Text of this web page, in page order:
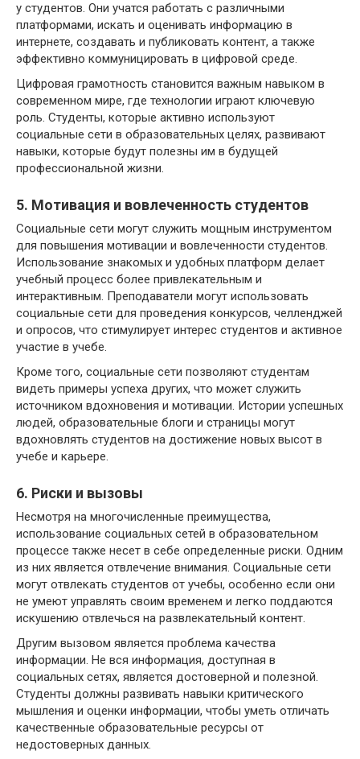
у студентов. Они учатся работать с различными
платформами, искать и оценивать информацию в
интернете, создавать и публиковать контент, а также
эффективно коммуницировать в цифровой среде.
Цифровая грамотность становится важным навыком в
современном мире, где технологии играют ключевую
роль. Студенты, которые активно используют
социальные сети в образовательных целях, развивают
навыки, которые будут полезны им в будущей
профессиональной жизни.
5. Мотивация и вовлеченность студентов
Социальные сети могут служить мощным инструментом
для повышения мотивации и вовлеченности студентов.
Использование знакомых и удобных платформ делает
учебный процесс более привлекательным и
интерактивным. Преподаватели могут использовать
социальные сети для проведения конкурсов, челленджей
и опросов, что стимулирует интерес студентов и активное
участие в учебе.
Кроме того, социальные сети позволяют студентам
видеть примеры успеха других, что может служить
источником вдохновения и мотивации. Истории успешных
людей, образовательные блоги и страницы могут
вдохновлять студентов на достижение новых высот в
учебе и карьере.
6. Риски и вызовы
Несмотря на многочисленные преимущества,
использование социальных сетей в образовательном
процессе также несет в себе определенные риски. Одним
из них является отвлечение внимания. Социальные сети
могут отвлекать студентов от учебы, особенно если они
не умеют управлять своим временем и легко поддаются
искушению отвлечься на развлекательный контент.
Другим вызовом является проблема качества
информации. Не вся информация, доступная в
социальных сетях, является достоверной и полезной.
Студенты должны развивать навыки критического
мышления и оценки информации, чтобы уметь отличать
качественные образовательные ресурсы от
недостоверных данных.